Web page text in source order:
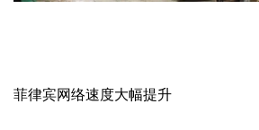
菲律宾网络速度大幅提升